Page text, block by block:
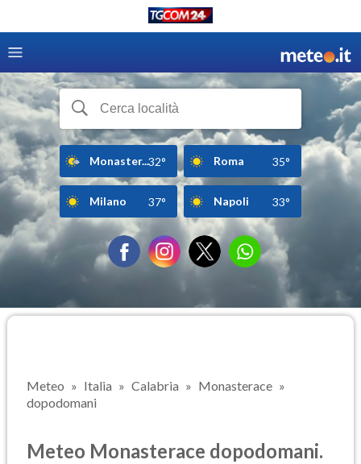
Monaster...32° Roma 35°
Milano 37° Napoli 33°
Meteo Italia Calabria
Monasterace
dopodomani
Meteo Monasterace dopodomani.